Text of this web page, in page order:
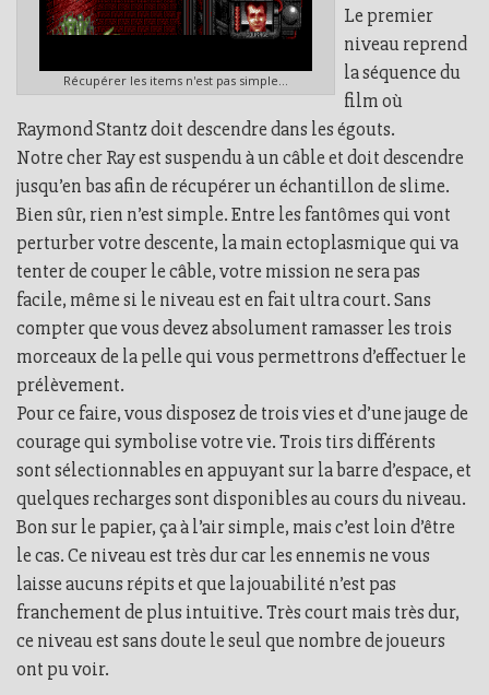
Récupérer les items n'est pas simple...
Le premier
niveau reprend
la séquence du
film où
Raymond Stantz doit descendre dans les égouts.
Notre cher Ray est suspendu à un câble et doit descendre
jusqu’en bas afin de récupérer un échantillon de slime.
Bien sûr, rien n’est simple. Entre les fantômes qui vont
perturber votre descente, la main ectoplasmique qui va
tenter de couper le câble, votre mission ne sera pas
facile, même si le niveau est en fait ultra court. Sans
compter que vous devez absolument ramasser les trois
morceaux de la pelle qui vous permettrons d’effectuer le
prélèvement.
Pour ce faire, vous disposez de trois vies et d’une jauge de
courage qui symbolise votre vie. Trois tirs différents
sont sélectionnables en appuyant sur la barre d’espace, et
quelques recharges sont disponibles au cours du niveau.
Bon sur le papier, ça à l’air simple, mais c’est loin d’être
le cas. Ce niveau est très dur car les ennemis ne vous
laisse aucuns répits et que la jouabilité n’est pas
franchement de plus intuitive. Très court mais très dur,
ce niveau est sans doute le seul que nombre de joueurs
ont pu voir.